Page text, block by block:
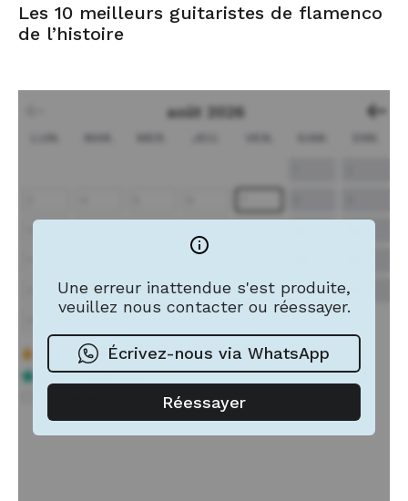
Les 10 meilleurs guitaristes de flamenco
de l’histoire